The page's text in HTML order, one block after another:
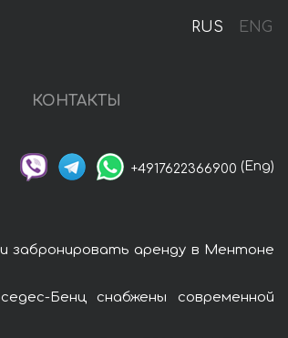
RUS ENG
КОНТАКТЫ
+4917622366900 (Eng)
забронировать аренду в Ментоне
Бенц снабжены современной